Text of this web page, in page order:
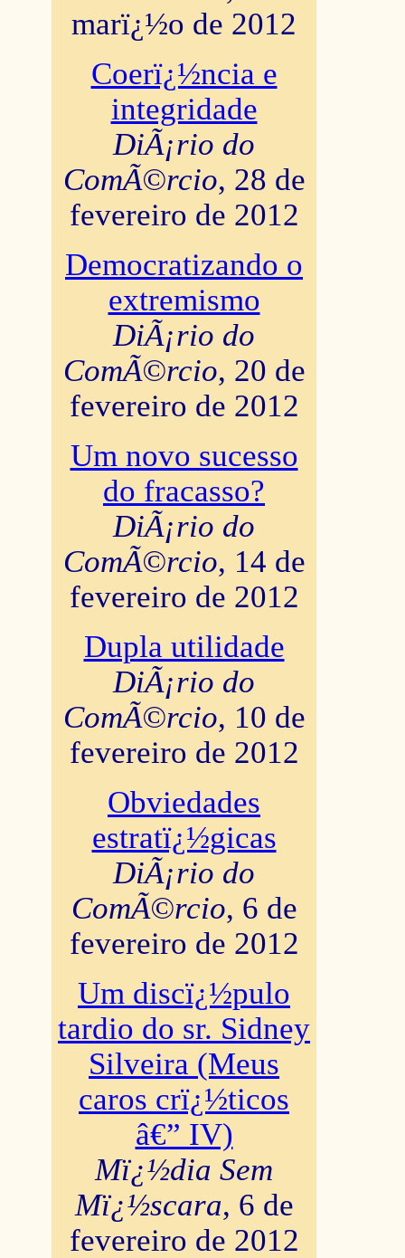
marï¿½o de 2012
Coerï¿½ncia e
integridade
DiÃ¡rio do
ComÃ©rcio, 28 de
fevereiro de 2012
Democratizando o
extremismo
DiÃ¡rio do
ComÃ©rcio, 20 de
fevereiro de 2012
Um novo sucesso
do fracasso?
DiÃ¡rio do
ComÃ©rcio, 14 de
fevereiro de 2012
Dupla utilidade
DiÃ¡rio do
ComÃ©rcio, 10 de
fevereiro de 2012
Obviedades
estratï¿½gicas
DiÃ¡rio do
ComÃ©rcio, 6 de
fevereiro de 2012
Um discï¿½pulo
tardio do sr. Sidney
Silveira (Meus
caros crï¿½ticos
â€” IV)
Mï¿½dia Sem
Mï¿½scara, 6 de
fevereiro de 2012